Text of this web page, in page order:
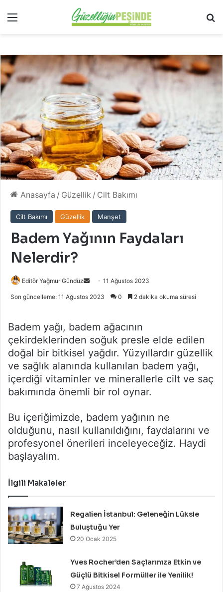
Menü
Anasayfa / Güzellik / Cilt Bakımı
Cilt Bakımı Güzellik Manşet
Badem Yağının Faydaları
Nelerdir?
Editör Yağmur Gündüz
Bir
11 Ağustos 2023
Son güncelleme: 11 Ağustos 2023 0 2 dakika okuma süresi
Badem yağı, badem ağacının
çekirdeklerinden soğuk presle elde edilen
doğal bir bitkisel yağdır. Yüzyıllardır güzellik
ve sağlık alanında kullanılan badem yağı,
içerdiği vitaminler ve minerallerle cilt ve saç
bakımında önemli bir rol oynar.
Bu içeriğimizde, badem yağının ne
olduğunu, nasıl kullanıldığını, faydalarını ve
profesyonel önerileri inceleyeceğiz. Haydi
başlayalım.
İlgili Makaleler
Regalien İstanbul: Geleneğin Lüksle
Buluştuğu Yer
20 Ocak 2025
Yves Rocher’den Saçlarınıza Etkin ve
Güçlü Bitkisel Formüller ile Yenilik!
7 Ağustos 2024